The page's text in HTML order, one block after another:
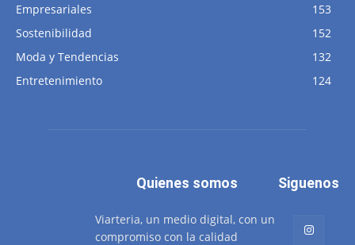
Empresariales
153
Sostenibilidad
152
Moda y Tendencias
132
Entretenimiento
124
Quienes somos
Viarteria, un medio digital, con un
compromiso con la calidad
Siguenos